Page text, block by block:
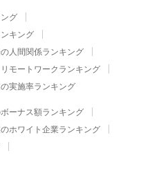
グ
キング
人間関係ランキング
モートワークランキング
実施率ランキング
ーナス額ランキング
ホワイト企業ランキング